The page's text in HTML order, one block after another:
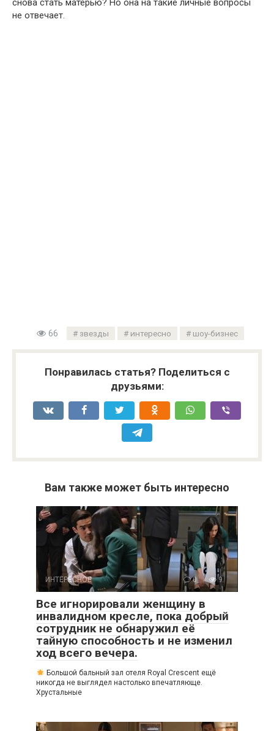
снова стать матерью? Но она на такие личные вопросы
не отвечает.
66 звезды интересно шоу-бизнес
Понравилась статья? Поделиться с
друзьями:
Вам также может быть интересно
ИНТЕРЕСНОЕ 0 9
Все игнорировали женщину в
инвалидном кресле, пока добрый
сотрудник не обнаружил её
тайную способность и не изменил
ход всего вечера.
Большой бальный зал отеля Royal Crescent ещё
никогда не выглядел настолько впечатляюще.
Хрустальные